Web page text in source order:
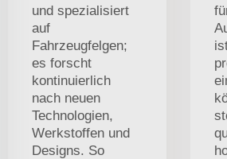
und spezialisiert
auf
Fahrzeugfelgen;
es forscht
kontinuierlich
nach neuen
Technologien,
Werkstoffen und
Designs. So